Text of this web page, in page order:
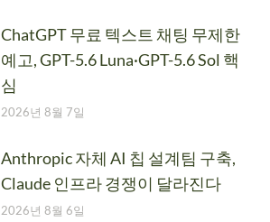
ChatGPT 무료 텍스트 채팅 무제한
예고, GPT-5.6 Luna·GPT-5.6 Sol 핵
심
2026년 8월 7일
Anthropic 자체 AI 칩 설계팀 구축,
Claude 인프라 경쟁이 달라진다
2026년 8월 6일